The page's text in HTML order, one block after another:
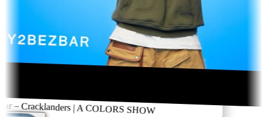
– Cracklanders | A COLORS SHOW